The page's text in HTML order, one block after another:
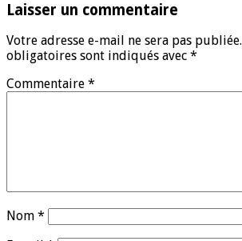
Laisser un commentaire
Votre adresse e-mail ne sera pas publiée.
obligatoires sont indiqués avec *
Commentaire *
Nom *